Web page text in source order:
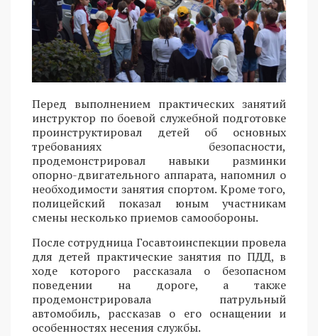
Перед выполнением практических занятий
инструктор по боевой служебной подготовке
проинструктировал детей об основных
требованиях безопасности,
продемонстрировал навыки разминки
опорно-двигательного аппарата, напомнил о
необходимости занятия спортом. Кроме того,
полицейский показал юным участникам
смены несколько приемов самообороны.
После сотрудница Госавтоинспекции провела
для детей практические занятия по ПДД, в
ходе которого рассказала о безопасном
поведении на дороге, а также
продемонстрировала патрульный
автомобиль, рассказав о его оснащении и
особенностях несения службы.